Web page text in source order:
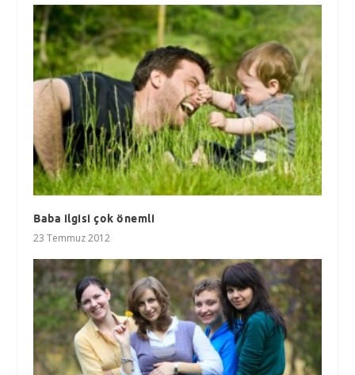
Baba ilgisi çok önemli
23 Temmuz 2012